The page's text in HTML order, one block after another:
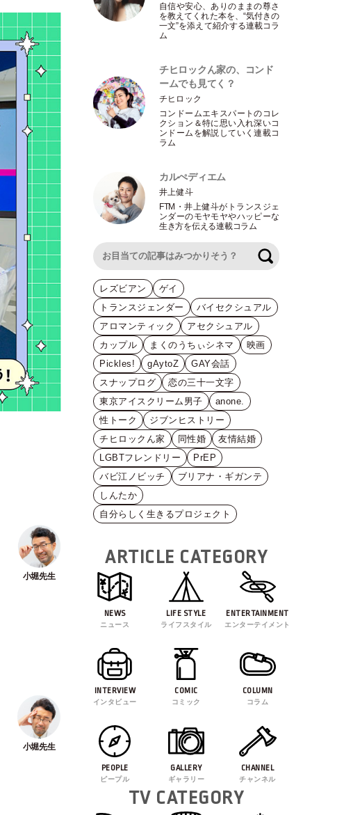
自信や安心、ありのままの尊さ
を教えてくれた本を、“気付きの
一文”を添えて紹介する連載コラ
ム
チヒロックん家の、コンド
ームでも見てく？
チヒロック
コンドームエキスパートのコレ
クション＆特に思い入れ深いコ
ンドームを解説していく連載コ
ラム
カルぺディエム
井上健斗
FTM ・井上健斗がトランスジェ
ンダーのモヤモヤやハッピーな
生き方を伝える連載コラム
レズビアン
ゲイ
トランスジェンダー
バイセクシュアル
アロマンティック
アセクシュアル
カップル
まくのうちぃシネマ
映画
Pickles!
gAytoZ
GAY会話
スナップログ
恋の三十一文字
東京アイスクリーム男子
anone.
性トーク
ジブンヒストリー
チヒロックん家
同性婚
友情結婚
LGBTフレンドリー
PrEP
バビ江ノビッチ
ブリアナ・ギガンテ
しんたか
自分らしく生きるプロジェクト
ARTICLE CATEGORY
NEWS
ニュース
LIFE STYLE
ライフスタイル
ENTERTAINMENT
エンターテイメント
INTERVIEW
インタビュー
COMIC
コミック
COLUMN
コラム
PEOPLE
ピープル
GALLERY
ギャラリー
CHANNEL
チャンネル
TV CATEGORY